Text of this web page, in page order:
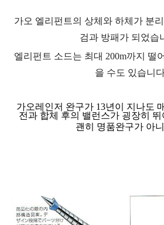
가오 엘리펀트의 상체와 하체가 분
검과 방패가 되었습
엘리펀트 소드는 최대 200m까지 떨
을 수도 있습니
가오레인저 완구가 13년이 지나도
전과 합체 후의 밸런스가 굉장히
괜히 명품완구가 아